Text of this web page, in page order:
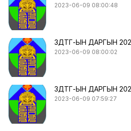
2023-06-09 08:00:48
ЗДТГ-ЫН ДАРГЫН
2023-06-09 08:00:02
ЗДТГ-ЫН ДАРГЫН
2023-06-09 07:59:27